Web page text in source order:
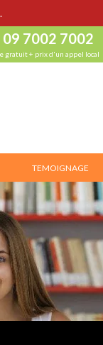
09 7002 7002
gratuit + prix d'un appel local
TEMOIGNAGE